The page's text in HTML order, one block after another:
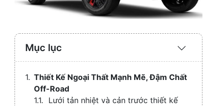
Mục lục
Expand
Thiết Kế Ngoại Thất Mạnh Mẽ, Đậm Chất
Off-Road
Lưới tản nhiệt và cản trước thiết kế